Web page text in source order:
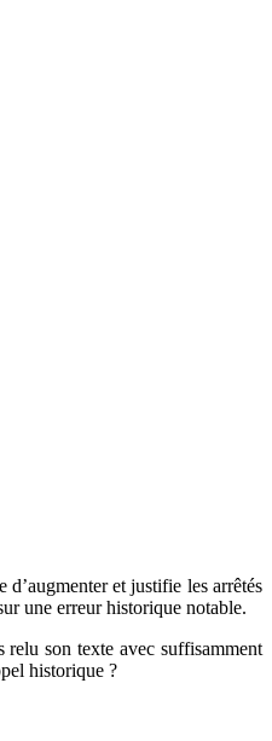
et justifie les arrêtés
une erreur historique notable.
relu son texte avec suffisamment
historique ?